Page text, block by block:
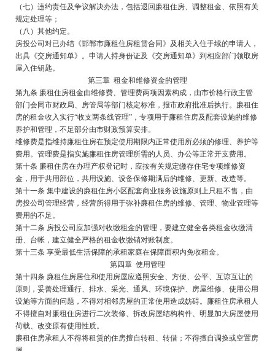
（七）违约责任及争议解决办法，包括退回廉租住房、调整租金、依照有关
规定处理等；
（八）其他约定。
房投公司对已办结《邯郸市廉租住房租赁合同》及相关入住手续的申请人，
出具《交房通知单》。申请人持身份证及《交房通知单》到相应部门领取房
屋入住钥匙。
第三章 租金和维修资金的管理
第九条 廉租住房租金由维修费、管理费两项因素构成，由市价格行政主管
部门会同市财政局、房管局等部门核定标准，报市政府批准后执行。廉租住
房的租金收入实行“收支两条线管理”，专项用于廉租住房及配套设施的维修
养护和管理，不足部分由市财政预算安排。
维修费是指维持廉租住房在预定使用期限内正常使用所必须的修理、养护等
费用。管理费是指实施廉租住房管理所需的人员、办公等正常开支费用。
第十条 廉租住房在办理产权登记时，应按有关规定缴存住宅专项维修资
金，用于共用部位，共用设施、设备保修期满后的维修、更新、改造等。
第十一条 集中建设的廉租住房小区配套商业服务设施原则上只租不售，由
房投公司管理经营，经营所得用于弥补廉租住房的维修、管理、物业管理等
费用的不足。
第十二条 房投公司应加强对收缴租金的管理，要建立健全各类租金收缴清
册、台帐，建立健全严格的租金收缴销对账制度。
第十三条 享受最低生活保障的承租家庭在保障面积内免收租金。
第四章 使用管理
第十四条 廉租住房居住和使用房屋应遵照安全、方便、公平、互谅互让的
原则，妥善处理通行、排水、采光、通风、环境保护、房屋维修、使用公用
设施等方面的问题，不得对相邻房屋的正常使用造成妨碍。廉租住房承租人
不得擅自对廉租住房进行二次装修、拆改房屋结构构件、明显加大房屋使用
荷载、改变原有使用性质。
廉租住房承租人不得将租赁的住房擅自转租、转借；不得擅自调换或空置房